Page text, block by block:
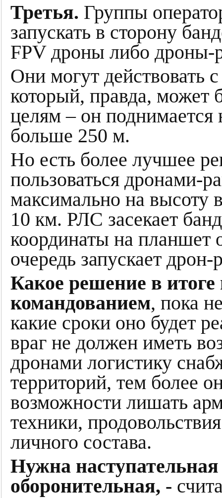
Третья. Группы
запускать в сторону
FPV дроны либо дроны-
Они могут действовать
который, правда, может
целям – он поднимается
больше 250 м.
Но есть более лучшее
пользоваться дронами-
максимально на высоту
10 км. РЛС засекает
координаты на
очередь запускает
Какое решение в
командованием, пока
какие сроки оно будет
враг не должен иметь
дронами логистику
территорий, тем более
возможности лишать
техники,
личного состава.
Нужна
оборонительная, -